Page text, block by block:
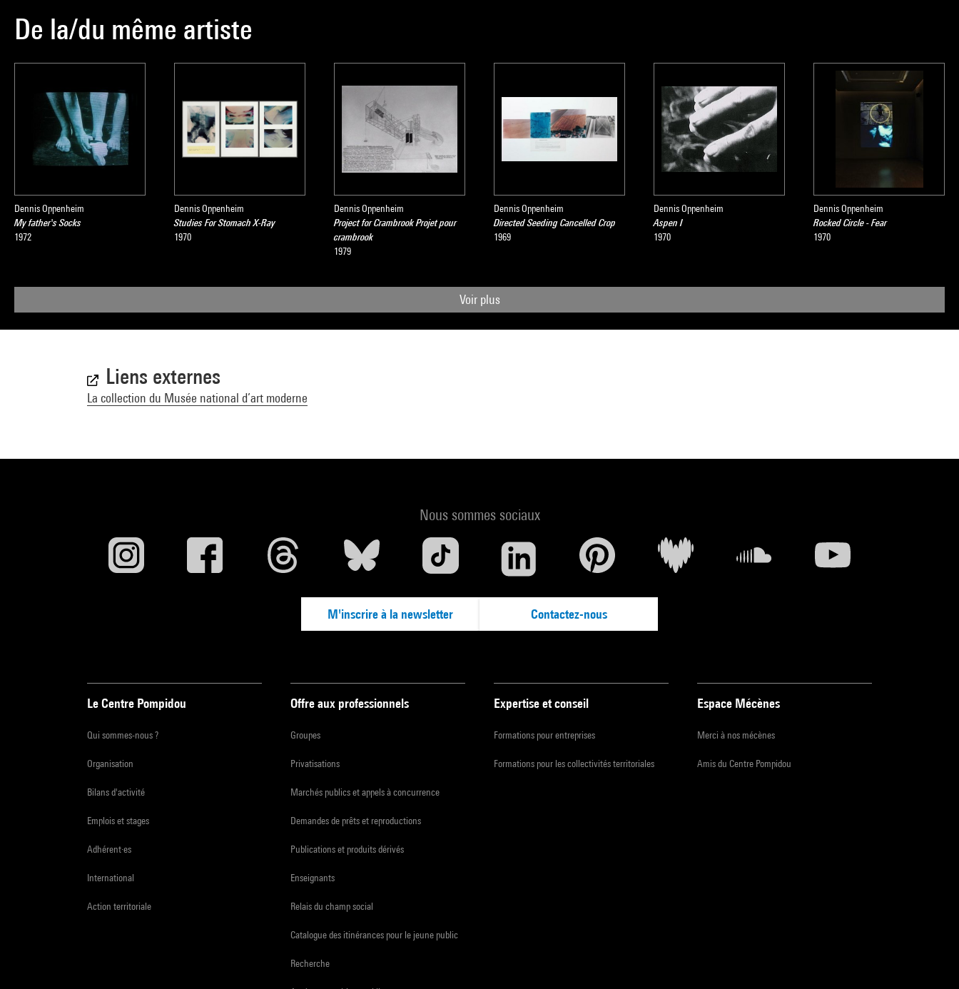
De la/du même artiste
Dennis Oppenheim
My father's Socks
1972
Dennis Oppenheim
Studies For Stomach X-Ray
1970
Dennis Oppenheim
Project for Crambrook Projet pour
crambrook
1979
Dennis Oppenheim
Directed Seeding Cancelled Crop
1969
Dennis Oppenheim
Aspen I
1970
Dennis Oppenheim
Rocked Circle - Fear
1970
Voir plus
Liens externes
La collection du Musée national d’art moderne
Nous sommes sociaux
M'inscrire à la newsletter Contactez-nous
Le Centre Pompidou
Qui sommes-nous ?
Organisation
Bilans d'activité
Emplois et stages
Adhérent·es
International
Action territoriale
Offre aux professionnels
Groupes
Privatisations
Marchés publics et appels à concurrence
Demandes de prêts et reproductions
Publications et produits dérivés
Enseignants
Relais du champ social
Catalogue des itinérances pour le jeune public
Recherche
Expertise et conseil
Formations pour entreprises
Formations pour les collectivités territoriales
Espace Mécènes
Merci à nos mécènes
Amis du Centre Pompidou